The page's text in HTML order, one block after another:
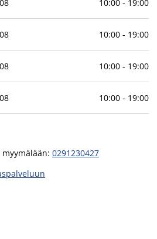
08 10:00- 19:00
08 10:00- 19:00
08 10:00- 19:00
08 10:00- 19:00
: 0291230427